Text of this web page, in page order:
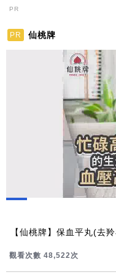
PR
PR 仙桃牌
【仙桃牌】保血平丸(去
觀看次數 48,522次